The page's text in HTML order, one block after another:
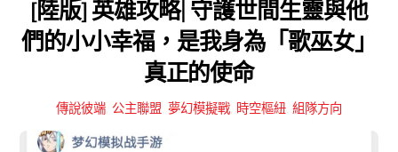
[陸版] 英雄攻略| 守護世間生靈與他
們的小小幸福，是我身為「歌巫女」
真正的使命
傳說彼端 公主聯盟 夢幻模擬戰 時空樞紐 組隊方向